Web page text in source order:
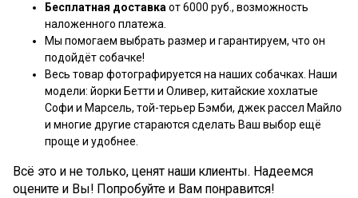
Бесплатная доставка от 6000 руб., возможность
наложенного платежа.
Мы помогаем выбрать размер и гарантируем, что он
подойдёт собачке!
Весь товар фотографируется на наших собачках. Наши
модели: йорки Бетти и Оливер, китайские хохлатые
Софи и Марсель, той-терьер Бэмби, джек рассел Майло
и многие другие стараются сделать Ваш выбор ещё
проще и удобнее.
Всё это и не только, ценят наши клиенты. Надеемся
оцените и Вы! Попробуйте и Вам понравится!